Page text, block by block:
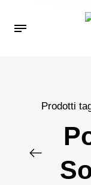
Prodotti